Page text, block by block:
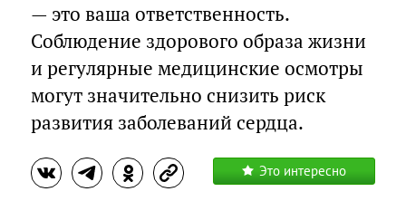
— это ваша ответственность.
Соблюдение здорового образа жизни
и регулярные медицинские осмотры
могут значительно снизить риск
развития заболеваний сердца.
Это интересно